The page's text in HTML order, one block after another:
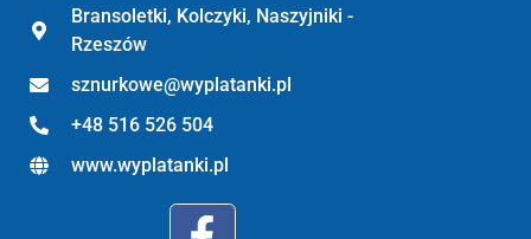
Bransoletki, Kolczyki, Naszyjniki -
Rzeszów
sznurkowe@wyplatanki.pl
+48 516 526 504
www.wyplatanki.pl